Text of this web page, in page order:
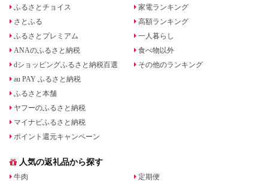
ふるさとチョイス
さとふる
ふるさとプレミアム
ANAのふるさと納税
dショッピングふるさと納税百選
au PAY ふるさと納税
ふるさと本舗
ヤフーのふるさと納税
マイナビふるさと納税
ポイント還元キャンペーン
家電ランキング
高額ランキング
一人暮らし
食べ物以外
その他のランキング
人気の返礼品から探す
牛肉
定期便